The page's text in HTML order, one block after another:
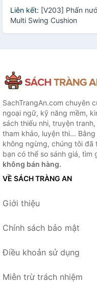
Liên kết: [V203] Phấn
Multi Swing Cushion
SachTrangAn.com chuyên
ngoại ngữ, kỹ năng mềm,
sách thiếu nhi, truyện
tham khảo, luyện thi...
không ngừng, chúng tôi đã
bạn có thể so sánh giá, tìm
không bán hàng.
VỀ SÁCH TRÀNG AN
Giới thiệu
Chính sách bảo mật
Điều khoản sử dụng
Miễn trừ trách nhiệm